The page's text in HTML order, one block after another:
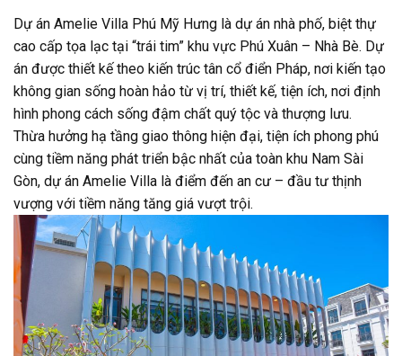
Dự án Amelie Villa Phú Mỹ Hưng là dự án nhà phố, biệt thự
cao cấp tọa lạc tại “trái tim” khu vực Phú Xuân – Nhà Bè. Dự
án được thiết kế theo kiến trúc tân cổ điển Pháp, nơi kiến tạo
không gian sống hoàn hảo từ vị trí, thiết kế, tiện ích, nơi định
hình phong cách sống đậm chất quý tộc và thượng lưu.
Thừa hưởng hạ tầng giao thông hiện đại, tiện ích phong phú
cùng tiềm năng phát triển bậc nhất của toàn khu Nam Sài
Gòn, dự án Amelie Villa là điểm đến an cư – đầu tư thịnh
vượng với tiềm năng tăng giá vượt trội.